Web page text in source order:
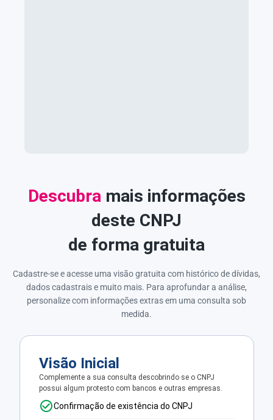
Descubra mais informações
deste CNPJ
de forma gratuita
Cadastre-se e acesse uma visão gratuita com histórico de dívidas,
dados cadastrais e muito mais. Para aprofundar a análise,
personalize com informações extras em uma consulta sob
medida.
Visão Inicial
Complemente a sua consulta descobrindo se o CNPJ
possui algum protesto com bancos e outras empresas.
Confirmação de existência do CNPJ